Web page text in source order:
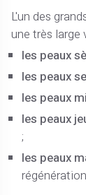
L'un des
une très large
les peaux
les peaux
les peaux
les peaux
;
les peaux